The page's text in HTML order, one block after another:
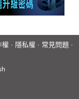
權 · 隱私權 · 常見問題 ·